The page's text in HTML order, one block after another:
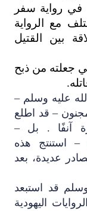
في رواية سفر
مع الرواية
بين القتيل
جعلته من ذبح
عليه وسلم –
– قد اطلع
آنفًا . بل –
– استنتج هذه
عديدة، بعد
قد استبعد
اليهودية